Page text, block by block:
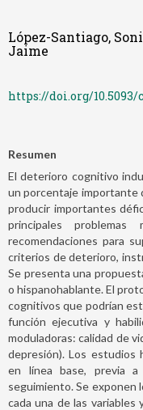
López-Santiago,
Jaime
https://doi.org/10.5093/
Resumen
El deterioro cognitivo
un porcentaje importante
producir importantes
principales
recomendaciones para
criterios de deterioro,
Se presenta una
o hispanohablante. El
cognitivos que podrían
función ejecutiva y
moduladoras: calidad de
depresión). Los estudios
en línea base, previa
seguimiento. Se exponen
cada una de las variables